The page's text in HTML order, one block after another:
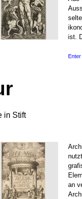
ist.
Enter
in Stift
an